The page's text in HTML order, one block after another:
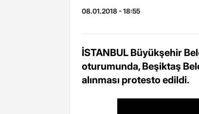
08.01.2018 - 18:55
İSTANBUL Büyükşehir
oturumunda, Beşiktaş
alınması protesto edildi.